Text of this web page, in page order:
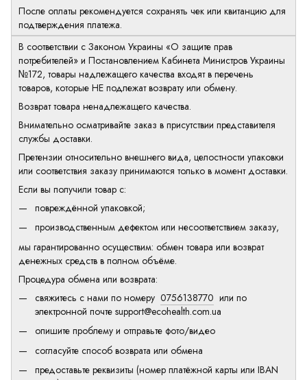
После оплаты рекомендуется сохранять чек или квитанцию для
подтверждения платежа.
В соответствии с Законом Украины «О защите прав
потребителей» и Постановлением Кабинета Министров Украины
№172, товары надлежащего качества входят в перечень
товаров, которые НЕ подлежат возврату или обмену.
Возврат товара ненадлежащего качества.
Внимательно осматривайте заказ в присутствии представителя
службы доставки.
Претензии относительно внешнего вида, целостности упаковки
или соответствия заказу принимаются только в момент доставки.
Если вы получили товар с:
повреждённой упаковкой;
производственным дефектом или несоответствием заказу,
мы гарантированно осуществим: обмен товара или возврат
денежных средств в полном объёме.
Процедура обмена или возврата:
свяжитесь с нами по номеру 0756138770 или по
электронной почте support@ecohealth.com.ua
опишите проблему и отправьте фото/видео
согласуйте способ возврата или обмена
предоставьте реквизиты (номер платёжной карты или IBAN